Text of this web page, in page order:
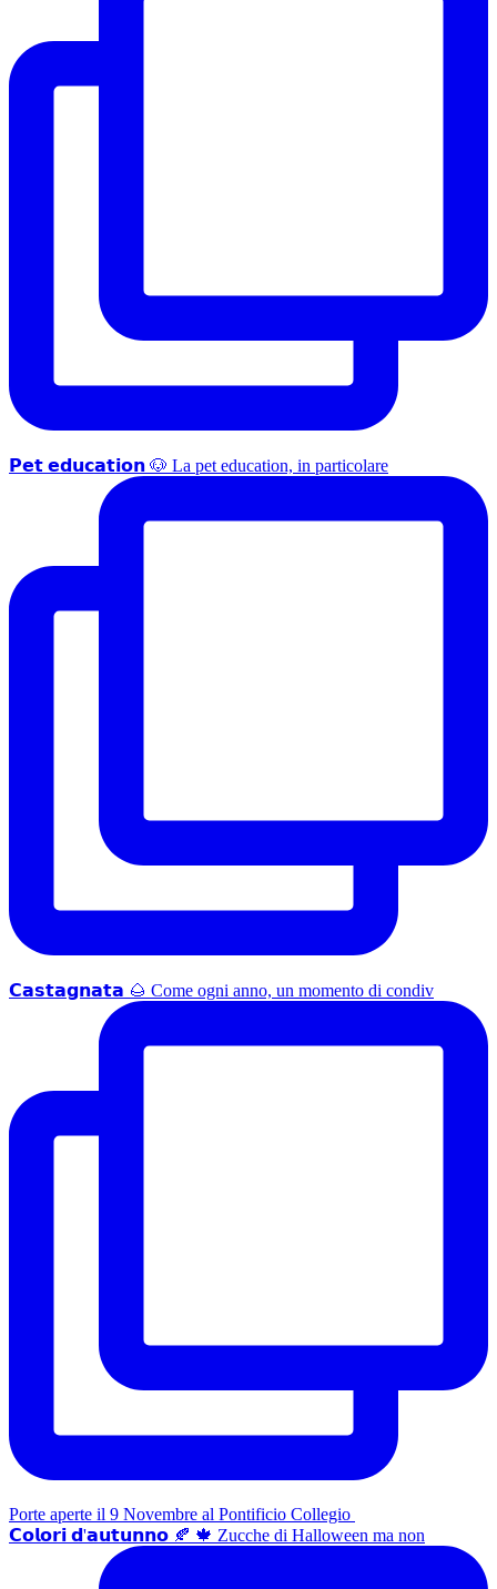
𝗣𝗲𝘁 𝗲𝗱𝘂𝗰𝗮𝘁𝗶𝗼𝗻 🐶 La pet education, in particolare
𝗖𝗮𝘀𝘁𝗮𝗴𝗻𝗮𝘁𝗮 🌰 Come ogni anno, un momento di condiv
Porte aperte il 9 Novembre al Pontificio Collegio
𝗖𝗼𝗹𝗼𝗿𝗶 𝗱'𝗮𝘂𝘁𝘂𝗻𝗻𝗼 🍂 🍁 Zucche di Halloween ma non